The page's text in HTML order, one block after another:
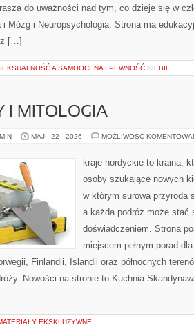
do uważności nad tym, co dzieje się w
i Mózg i Neuropsychologia. Strona ma
z […]
A SAMOOCENA I PEWNOŚĆ SIEBIE
I MITOLOGIA
MAJ - 22 - 2026 MOŻLIWOŚĆ
kraje nordyckie to kraina,
osoby szukające nowych
w którym surowa przyroda
a każda podróż może stać
doświadczeniem. Strona
miejscem pełnym porad
Finlandii, Islandii oraz północnych
Nowości na stronie to Kuchnia
EKSKLUZYWNE